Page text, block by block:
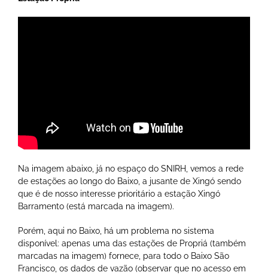
Na imagem abaixo, já no espaço do SNIRH, vemos a rede
de estações ao longo do Baixo, a jusante de Xingó sendo
que é de nosso interesse prioritário a estação Xingó
Barramento (está marcada na imagem).
Porém, aqui no Baixo, há um problema no sistema
disponível: apenas uma das estações de Propriá (também
marcadas na imagem) fornece, para todo o Baixo São
Francisco, os dados de vazão (observar que no acesso em